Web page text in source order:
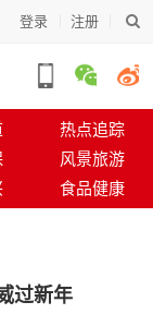
登录 注册
热点追踪
风景旅游
食品健康
过新年